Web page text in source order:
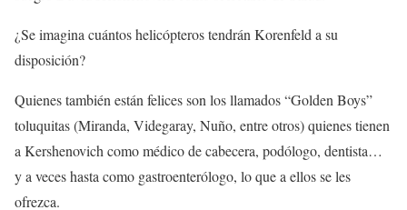
¿Se imagina cuántos helicópteros tendrán Korenfeld a su
disposición?
Quienes también están felices son los llamados “Golden Boys”
toluquitas (Miranda, Videgaray, Nuño, entre otros) quienes tienen
a Kershenovich como médico de cabecera, podólogo, dentista…
y a veces hasta como gastroenterólogo, lo que a ellos se les
ofrezca.